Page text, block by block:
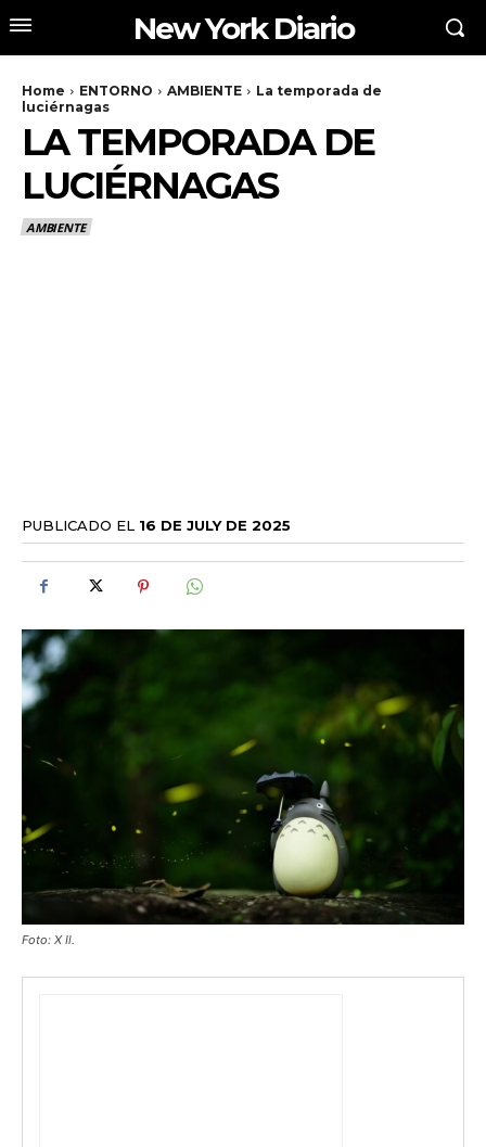
New York Diario
Home ENTORNO AMBIENTE
La temporada de
luciérnagas
LA TEMPORADA DE
LUCIÉRNAGAS
AMBIENTE
PUBLICADO EL 16 DE JULY DE 2025
Foto: X Il.